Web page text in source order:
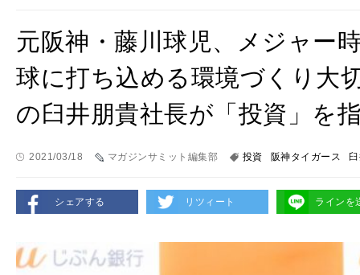
元阪神・藤川球児、メジャー
球に打ち込める環境づくり大
の臼井朋貴社長が「投資」を
2021/03/18 マガジンサミット編集部 投資 阪神タイガース
シェアする リツィート ラインを